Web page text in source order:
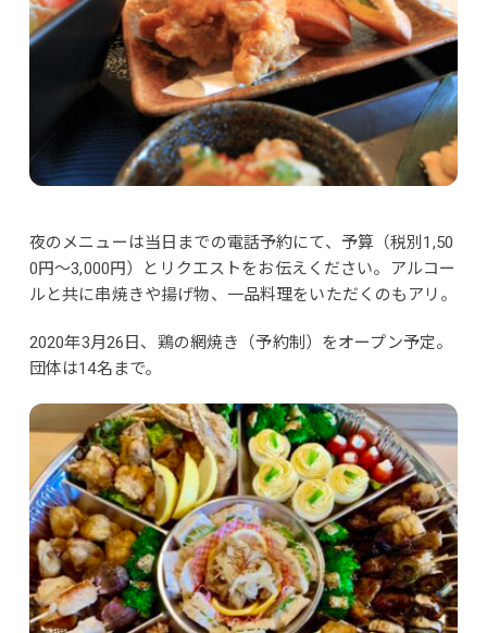
夜のメニューは当日までの電話予約にて、予算（税別1,50
0円～3,000円）とリクエストをお伝えください。アルコー
ルと共に串焼きや揚げ物、一品料理をいただくのもアリ。
2020年3月26日、鶏の網焼き（予約制）をオープン予定。
団体は14名まで。